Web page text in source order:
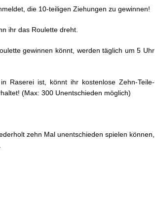
die 10-teiligen Ziehungen zu gewinnen!
ihr das Roulette dreht.
gewinnen könnt, werden täglich um 5 Uhr
Raserei ist, könnt ihr kostenlose Zehn-Teile-
(Max: 300 Unentschieden möglich)
zehn Mal unentschieden spielen können,